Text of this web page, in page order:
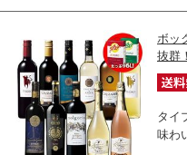
ボッ
抜群
タイ
味わ